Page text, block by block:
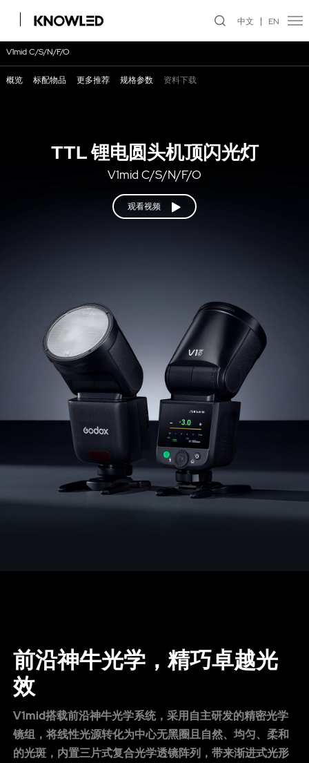
中文 EN
TTL 锂电圆头机顶闪光灯
V1mid C/S/N/F/O
观看视频
V1mid C/S/N/F/O
概览 标配物品 更多推荐 规格参数 资料下载
前沿神牛光学，精巧卓越光
效
V1mid搭载前沿神牛光学系统，采用自主研发的精密光学
镜组，将线性光源转化为中心无黑圈且自然、均匀、柔和
的光斑，内置三片式复合光学透镜阵列，带来渐进式光形